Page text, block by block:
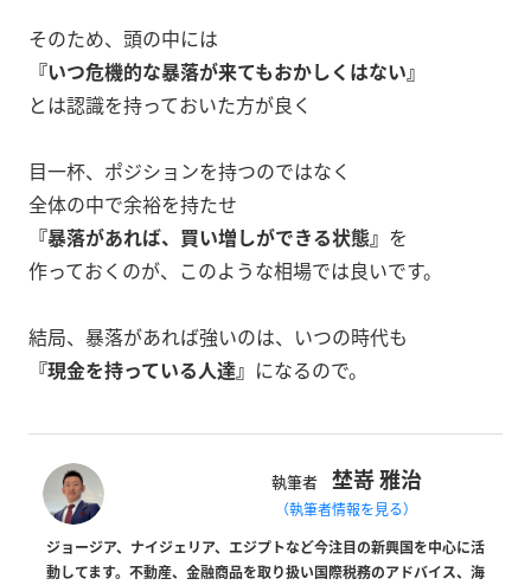
そのため、頭の中には
『いつ危機的な暴落が来てもおかしくはない』
とは認識を持っておいた方が良く
目一杯、ポジションを持つのではなく
全体の中で余裕を持たせ
『暴落があれば、買い増しができる状態』 を
作っておくのが、このような相場では良いです。
結局、暴落があれば強いのは、いつの時代も
『現金を持っている人達』 になるので。
執筆者 埜嵜 雅治
（執筆者情報を見る）
ジョージア、ナイジェリア、エジプトなど今注目の新興国を中心に活
動してます。不動産、金融商品を取り扱い国際税務のアドバイス、海